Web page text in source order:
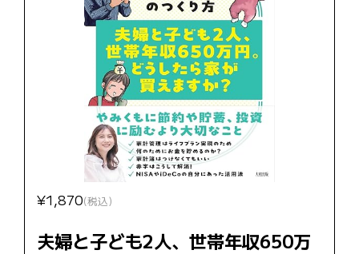
¥1,870(税込)
夫婦と子ども2人、世帯年収650万